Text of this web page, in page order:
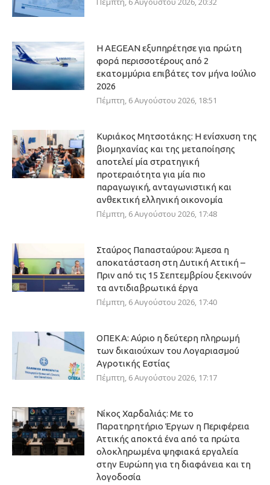
Η AEGEAN εξυπηρέτησε για πρώτη
φορά περισσοτέρους από 2
εκατομμύρια επιβάτες τον μήνα Ιούλιο
2026
Πέμπτη, 6 Αυγούστου 2026, 18:51
Κυριάκος Μητσοτάκης: Η ενίσχυση της
βιομηχανίας και της μεταποίησης
αποτελεί μία στρατηγική
προτεραιότητα για μία πιο
παραγωγική, ανταγωνιστική και
ανθεκτική ελληνική οικονομία
Πέμπτη, 6 Αυγούστου 2026, 17:48
Σταύρος Παπασταύρου: Άμεσα η
αποκατάσταση στη Δυτική Αττική –
Πριν από τις 15 Σεπτεμβρίου ξεκινούν
τα αντιδιαβρωτικά έργα
Πέμπτη, 6 Αυγούστου 2026, 17:40
ΟΠΕΚΑ: Αύριο η δεύτερη πληρωμή
των δικαιούχων του Λογαριασμού
Αγροτικής Εστίας
Πέμπτη, 6 Αυγούστου 2026, 17:17
Νίκος Χαρδαλιάς: Με το
Παρατηρητήριο Έργων η Περιφέρεια
Αττικής αποκτά ένα από τα πρώτα
ολοκληρωμένα ψηφιακά εργαλεία
στην Ευρώπη για τη διαφάνεια και τη
λογοδοσία